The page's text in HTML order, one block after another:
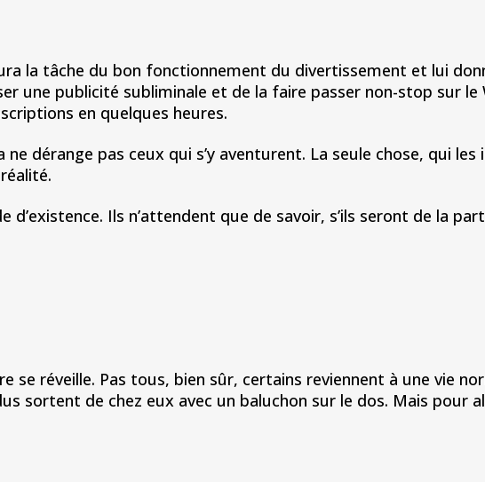
la tâche du bon fonctionnement du divertissement et lui
une publicité subliminale et de la faire passer non-stop sur le
en quelques heures.
dérange pas ceux qui s’y aventurent. La seule chose, qui les
Ils n’attendent que de savoir, s’ils seront de la
se réveille. Pas tous, bien sûr, certains reviennent à une vie
sortent de chez eux avec un baluchon sur le dos. Mais pour